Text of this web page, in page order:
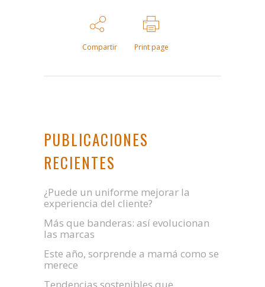
Compartir Print page
PUBLICACIONES
RECIENTES
¿Puede un uniforme mejorar la
experiencia del cliente?
Más que banderas: así evolucionan
las marcas
Este año, sorprende a mamá como se
merece